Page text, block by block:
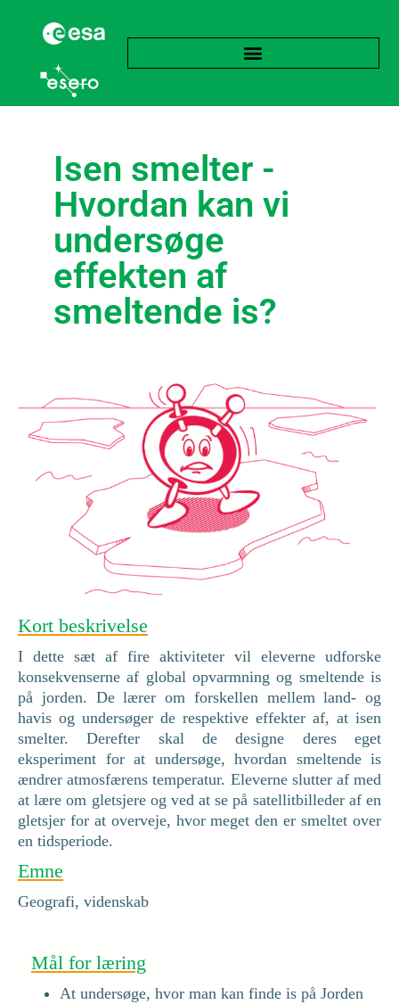
Isen smelter -
Hvordan kan vi
undersøge
effekten af
smeltende is?
Kort beskrivelse
I dette sæt af fire aktiviteter vil eleverne udforske
konsekvenserne af global opvarmning og smeltende is
på jorden. De lærer om forskellen mellem land- og
havis og undersøger de respektive effekter af, at isen
smelter. Derefter skal de designe deres eget
eksperiment for at undersøge, hvordan smeltende is
ændrer atmosfærens temperatur. Eleverne slutter af med
at lære om gletsjere og ved at se på satellitbilleder af en
gletsjer for at overveje, hvor meget den er smeltet over
en tidsperiode.
Emne
Geografi, videnskab
Mål for læring
At undersøge, hvor man kan finde is på Jorden